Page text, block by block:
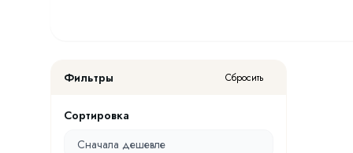
Фильтры Сбросить
Сортировка
Сначала дешевле